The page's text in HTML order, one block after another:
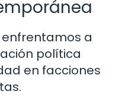
a
política
en facciones